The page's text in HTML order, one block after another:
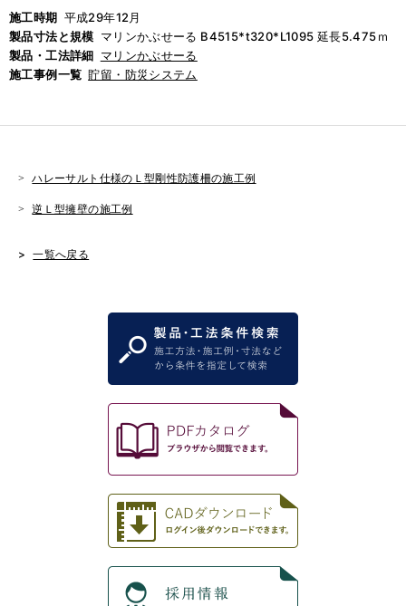
施工時期 平成29年12月
製品寸法と規模 マリンかぶせーる B4515*t320*L1095 延長5.475ｍ
製品・工法詳細 マリンかぶせーる
施工事例一覧 貯留・防災システム
ハレーサルト仕様のＬ型剛性防護柵の施工例
逆Ｌ型擁壁の施工例
一覧へ戻る